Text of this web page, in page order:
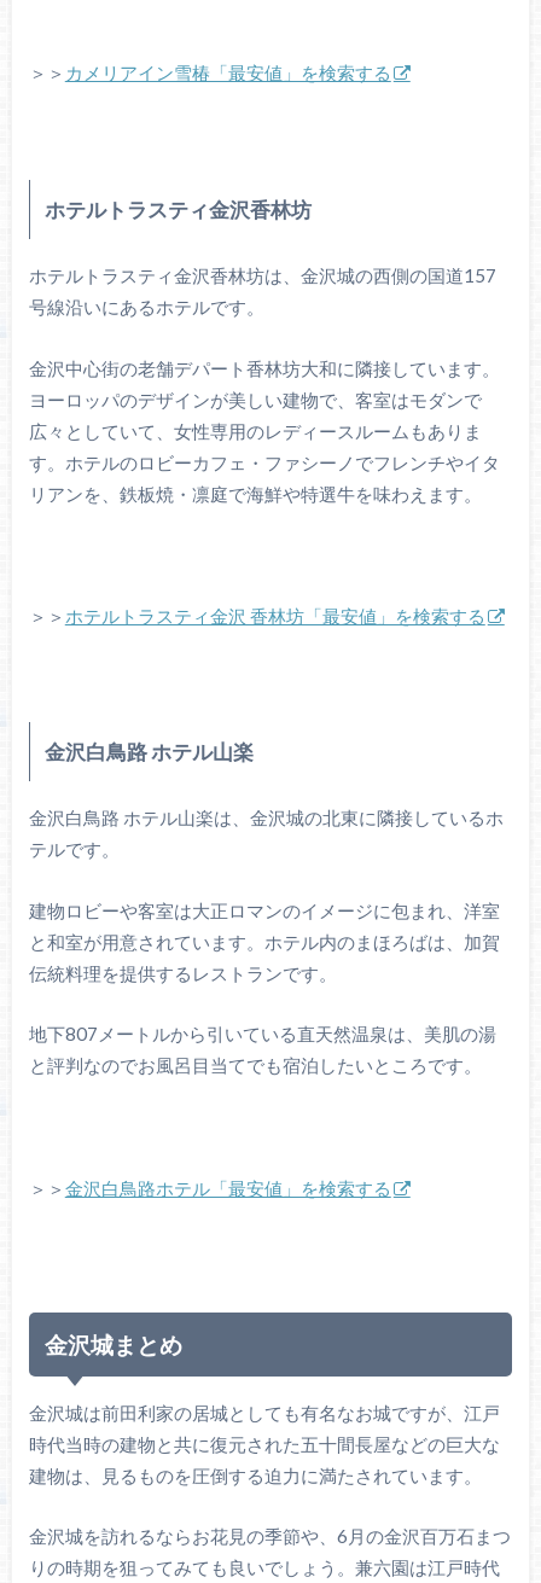
＞＞ カメリアイン雪椿「最安値」を検索する
ホテルトラスティ金沢香林坊
ホテルトラスティ金沢香林坊は、金沢城の西側の国道157
号線沿いにあるホテルです。
金沢中心街の老舗デパート香林坊大和に隣接しています。
ヨーロッパのデザインが美しい建物で、客室はモダンで
広々としていて、女性専用のレディースルームもありま
す。ホテルのロビーカフェ・ファシーノでフレンチやイタ
リアンを、鉄板焼・凛庭で海鮮や特選牛を味わえます。
＞＞ ホテルトラスティ金沢 香林坊「最安値」を検索する
金沢白鳥路 ホテル山楽
金沢白鳥路 ホテル山楽は、金沢城の北東に隣接しているホ
テルです。
建物ロビーや客室は大正ロマンのイメージに包まれ、洋室
と和室が用意されています。ホテル内のまほろばは、加賀
伝統料理を提供するレストランです。
地下807メートルから引いている直天然温泉は、美肌の湯
と評判なのでお風呂目当てでも宿泊したいところです。
＞＞ 金沢白鳥路ホテル「最安値」を検索する
金沢城まとめ
金沢城は前田利家の居城としても有名なお城ですが、江戸
時代当時の建物と共に復元された五十間長屋などの巨大な
建物は、見るものを圧倒する迫力に満たされています。
金沢城を訪れるならお花見の季節や、6月の金沢百万石まつ
りの時期を狙ってみても良いでしょう。兼六園は江戸時代